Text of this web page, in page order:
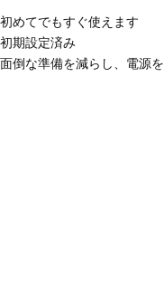
初めてでもすぐ使えます
初期設定済み
面倒な準備を減らし、電源